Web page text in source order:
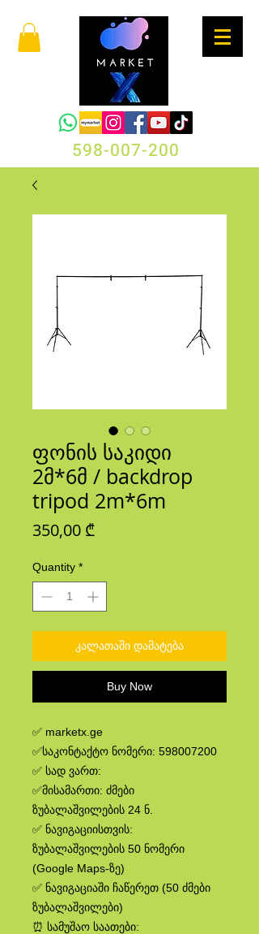
598-007-200
ფონის საკიდი
2მ*6მ / backdrop
tripod 2m*6m
350,00 ₾Price
Quantity *
კალათაში დამატება
Buy Now
✅ marketx.ge
✅საკონტაქტო ნომერი: 598007200
✅ სად ვართ:
✅მისამართი: ძმები
ზუბალაშვილების 24 ნ.
✅ ნავიგაციისთვის:
ზუბალაშვილების 50 ნომერი
(Google Maps-ზე)
✅ ნავიგაციაში ჩაწერეთ (50 ძმები
ზუბალაშვილები)
⏰ სამუშაო საათები: